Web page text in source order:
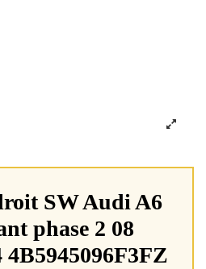
SW Audi A6
phase 2 08
4B5945096F3FZ